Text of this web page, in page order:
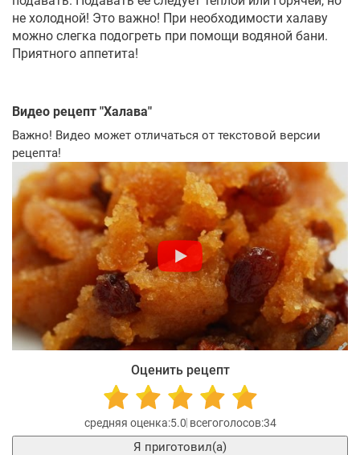
не холодной! Это важно! При необходимости халаву
можно слегка подогреть при помощи водяной бани.
Приятного аппетита!
Видео рецепт "Халава"
Важно! Видео может отличаться от текстовой версии
рецепта!
Оценить рецепт
5.0 34
Я приготовил(а)